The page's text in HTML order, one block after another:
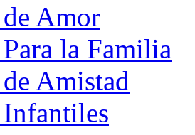
de Amor
la Familia
Amistad
Infantiles